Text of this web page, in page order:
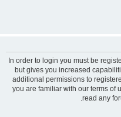
In order to login you must be
but gives you increased
additional permissions to
you are familiar with our terms of
read any